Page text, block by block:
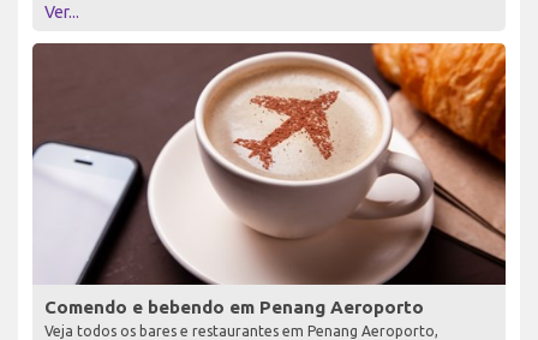
Ver...
Comendo e bebendo em Penang Aeroporto
Veja todos os bares e restaurantes em Penang Aeroporto,